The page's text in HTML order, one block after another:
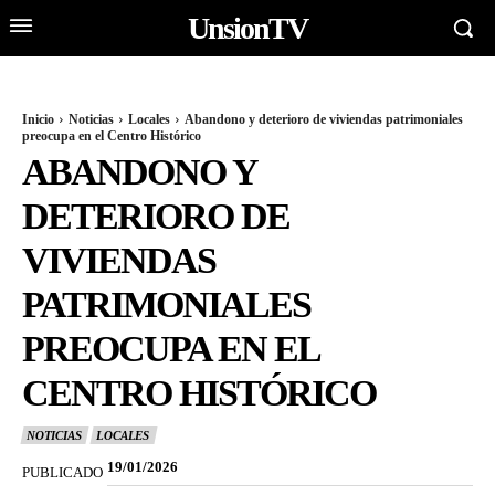
UnsionTV
Inicio Noticias Locales
Abandono y deterioro de viviendas patrimoniales
preocupa en el Centro Histórico
ABANDONO Y
DETERIORO DE
VIVIENDAS
PATRIMONIALES
PREOCUPA EN EL
CENTRO HISTÓRICO
NOTICIAS LOCALES
PUBLICADO 19/01/2026